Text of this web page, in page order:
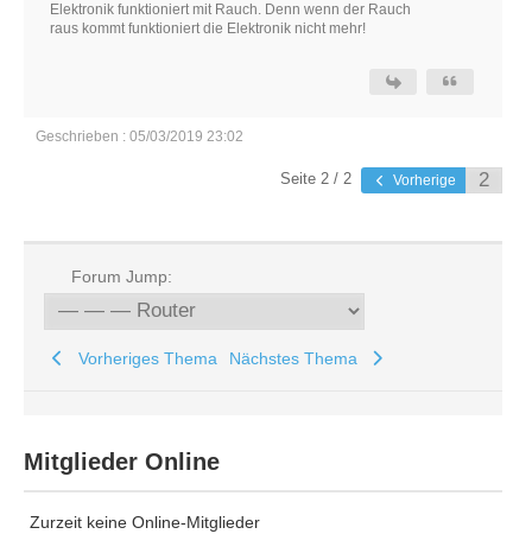
Elektronik funktioniert mit Rauch. Denn wenn der Rauch
raus kommt funktioniert die Elektronik nicht mehr!
Geschrieben : 05/03/2019 23:02
Seite 2 / 2 Vorherige
Forum Jump:
Vorheriges Thema Nächstes Thema
Mitglieder Online
Zurzeit keine Online-Mitglieder